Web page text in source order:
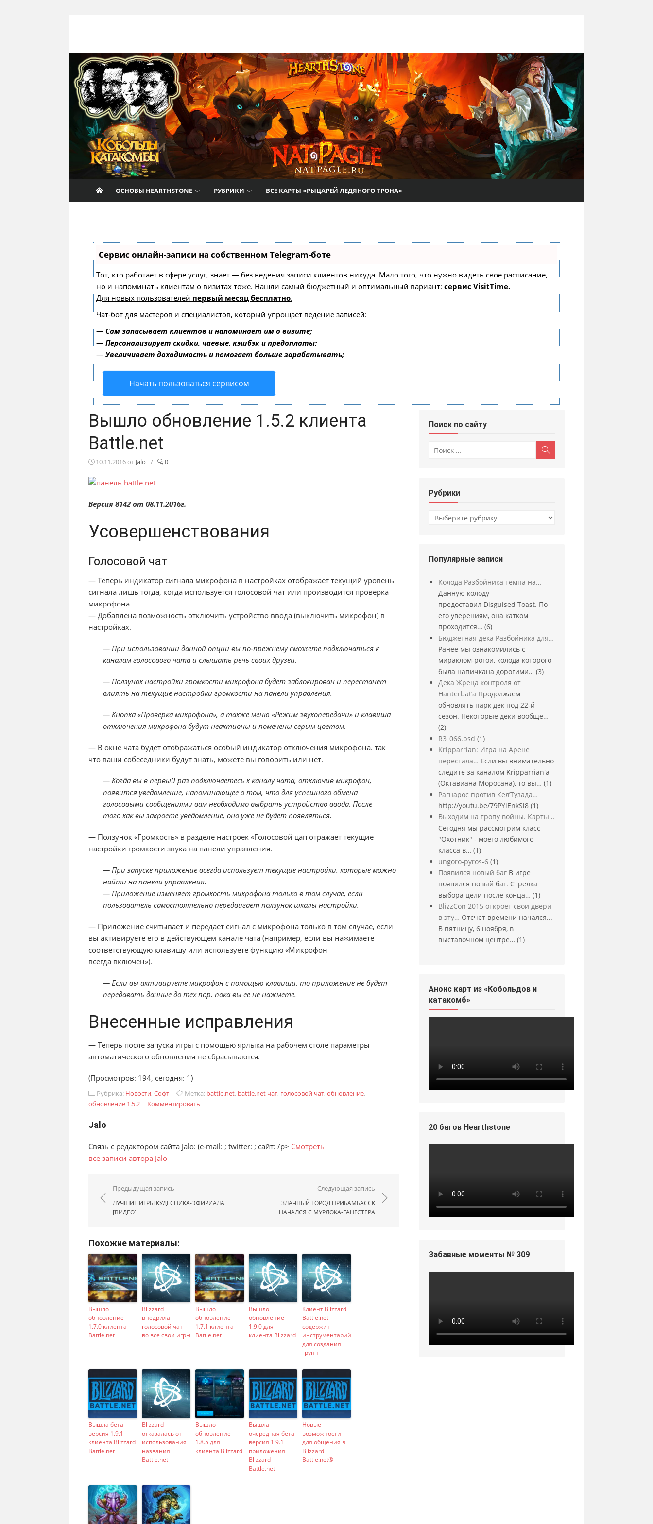
Hearthstone.
ОСНОВЫ HEARTHSTONE РУБРИКИ ВСЕ КАРТЫ «РЫЦАРЕЙ ЛЕДЯНОГО ТРОНА»
Сервис онлайн-записи на собственном Telegram-боте
Тот, кто работает в сфере услуг, знает — без ведения записи клиентов никуда. Мало того, что нужно видеть свое расписание,
но и напоминать клиентам о визитах тоже. Нашли самый бюджетный и оптимальный вариант: сервис VisitTime.
Для новых пользователей первый месяц бесплатно.
Чат-бот для мастеров и специалистов, который упрощает ведение записей:
— Сам записывает клиентов и напоминает им о визите;
— Персонализирует скидки, чаевые, кэшбэк и предоплаты;
— Увеличивает доходимость и помогает больше зарабатывать;
Начать пользоваться сервисом
Вышло обновление 1.5.2 клиента
Battle.net
10.11.2016от Jalo / 0
Версия 8142 от 08.11.2016г.
Усовершенствования
Голосовой чат
— Теперь индикатор сигнала микрофона в настройках отображает текущий уровень
сигнала лишь тогда, когда используется голосовой чат или производится проверка
микрофона.
— Добавлена возможность отключить устройство ввода (выключить микрофон) в
настройках.
— При использовании данной опции вы по-прежнему сможете подключаться к
каналам голосового чата и слышать речь своих друзей.
— Ползунок настройки громкости микрофона будет заблокирован и перестанет
влиять на текущие настройки громкости на панели управления.
— Кнопка «Проверка микрофона», а также меню «Режим звукопередачи» и клавиша
отключения микрофона будут неактивны и помечены серым цветом.
— В окне чата будет отображаться особый индикатор отключения микрофона. так
что ваши собеседники будут знать, можете вы говорить или нет.
— Когда вы в первый раз подключаетесь к каналу чата, отключив микрофон,
появится уведомление, напоминающее о том, что для успешного обмена
голосовыми сообщениями вам необходимо выбрать устройство ввода. После
того как вы закроете уведомление, оно уже не будет появляться.
— Ползунок «Громкость» в разделе настроек «Голосовой цап отражает текущие
настройки громкости звука на панели управления.
— При запуске приложение всегда использует текущие настройки. которые можно
найти на панели управления.
— Приложение изменяет громкость микрофона только в том случае, если
пользователь самостоятельно передвигает ползунок шкалы настройки.
— Приложение считывает и передает сигнал с микрофона только в том случае, если
вы активируете его в действующем канале чата (например, если вы нажимаете
соответствующую клавишу или используете функцию «Микрофон
всегда включен»).
— Если вы активируете микрофон с помощью клавиши. то приложение не будет
передавать данные до тех пор. пока вы ее не нажмете.
Внесенные исправления
— Теперь после запуска игры с помощью ярлыка на рабочем столе параметры
автоматического обновления не сбрасываются.
(Просмотров: 194, сегодня: 1)
Рубрика: Новости, Софт Метка: battle.net, battle.net чат, голосовой чат, обновление,
обновление 1.5.2
Комментировать
Jalo
Связь с редактором сайта Jalo: (e-mail: ; twitter: ; сайт: /p> Смотреть
все записи автора Jalo
Навигация по записям
Предыдущая запись
ЛУЧШИЕ ИГРЫ КУДЕСНИКА-ЭФИРИАЛА
[ВИДЕО]
Следующая запись
ЗЛАЧНЫЙ ГОРОД ПРИБАМБАССК
НАЧАЛСЯ С МУРЛОКА-ГАНГСТЕРА
Похожие материалы:
Вышло
обновление
1.7.0 клиента
Battle.net
Blizzard
внедрила
голосовой чат
во все свои игры
Вышло
обновление
1.7.1 клиента
Battle.net
Вышло
обновление
1.9.0 для
клиента Blizzard
Клиент Blizzard
Battle.net
содержит
инструментарий
для создания
групп
Вышла бета-
версия 1.9.1
клиента Blizzard
Battle.net
Blizzard
отказалась от
использования
названия
Battle.net
Вышло
обновление
1.8.5 для
клиента Blizzard
Вышла
очередная бета-
версия 1.9.1
приложения
Blizzard
Battle.net
Новые
возможности
для общения в
Blizzard
Battle.net®
Поиск по сайту
Рубрики
Рубрики
Популярные записи
Колода Разбойника темпа на…
Данную колоду
предоставил Disguised Toast. По
его уверениям, она катком
проходится… (6)
Бюджетная дека Разбойника для…
Ранее мы ознакомились с
мираклом-рогой, колода которого
была напичкана дорогими… (3)
Дека Жреца контроля от
Hanterbat’а Продолжаем
обновлять парк дек под 22-й
сезон. Некоторые деки вообще…
(2)
R3_066.psd (1)
Kripparrian: Игра на Арене
перестала… Если вы внимательно
следите за каналом Kripparrian'а
(Октавиана Моросана), то вы… (1)
Рагнарос против Кел’Тузада…
http://youtu.be/79PYiEnkSl8 (1)
Выходим на тропу войны. Карты…
Сегодня мы рассмотрим класс
"Охотник" - моего любимого
класса в… (1)
ungoro-pyros-6 (1)
Появился новый баг В игре
появился новый баг. Стрелка
выбора цели после конца… (1)
BlizzCon 2015 откроет свои двери
в эту… Отсчет времени начался...
В пятницу, 6 ноября, в
выставочном центре… (1)
Анонс карт из «Кобольдов и
катакомб»
20 багов Hearthstone
Забавные моменты № 309